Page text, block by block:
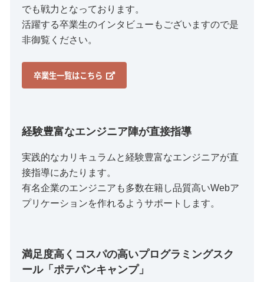
でも戦力となっております。
活躍する卒業生のインタビューもございますので是
非御覧ください。
卒業生一覧はこちら
経験豊富なエンジニア陣が直接指導
実践的なカリキュラムと経験豊富なエンジニアが直
接指導にあたります。
有名企業のエンジニアも多数在籍し品質高いWebア
プリケーションを作れるようサポートします。
満足度高くコスパの高いプログラミングスク
ール「ポテパンキャンプ」